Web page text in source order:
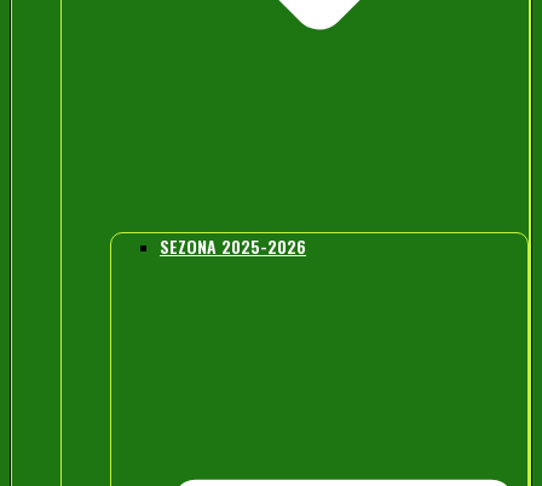
SEZONA 2025-2026